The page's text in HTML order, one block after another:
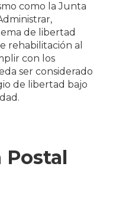
como la Junta
de libertad
rehabilitación al
con los
ser considerado
de libertad bajo
Postal